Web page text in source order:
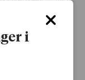
på hur maskarnas
som fukt,
i